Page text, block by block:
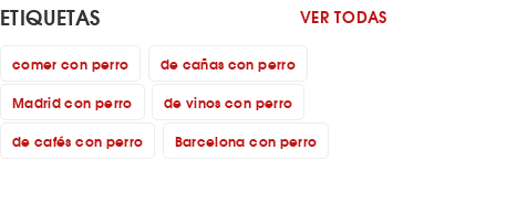
ETIQUETAS VER TODAS
comer con perro
de cañas con perro
Madrid con perro
de vinos con perro
de cafés con perro
Barcelona con perro